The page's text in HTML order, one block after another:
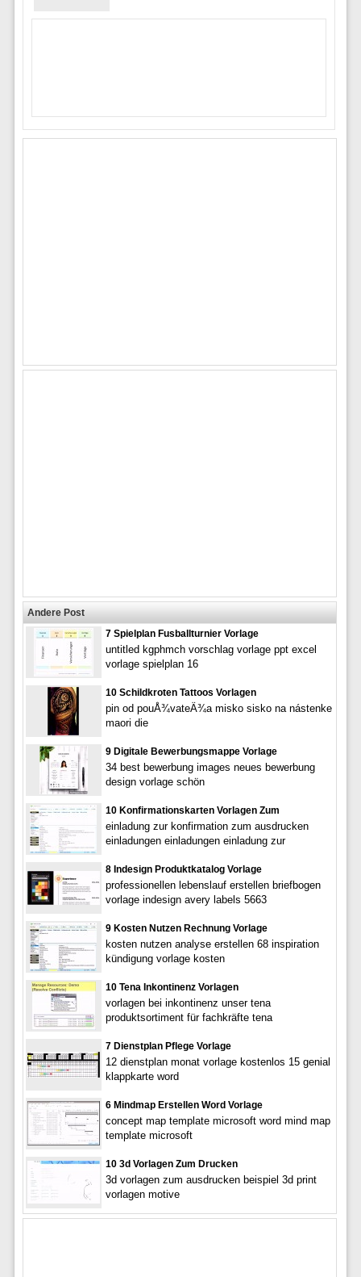
Andere Post
7 Spielplan Fusballturnier Vorlage
untitled kgphmch vorschlag vorlage ppt excel
vorlage spielplan 16
10 Schildkroten Tattoos Vorlagen
pin od pouÅ¾­vateÄ¾a misko sisko na nástenke
maori die
9 Digitale Bewerbungsmappe Vorlage
34 best bewerbung images neues bewerbung
design vorlage schön
10 Konfirmationskarten Vorlagen Zum
einladung zur konfirmation zum ausdrucken
einladungen einladungen einladung zur
8 Indesign Produktkatalog Vorlage
professionellen lebenslauf erstellen briefbogen
vorlage indesign avery labels 5663
9 Kosten Nutzen Rechnung Vorlage
kosten nutzen analyse erstellen 68 inspiration
kündigung vorlage kosten
10 Tena Inkontinenz Vorlagen
vorlagen bei inkontinenz unser tena
produktsortiment für fachkräfte tena
7 Dienstplan Pflege Vorlage
12 dienstplan monat vorlage kostenlos 15 genial
klappkarte word
6 Mindmap Erstellen Word Vorlage
concept map template microsoft word mind map
template microsoft
10 3d Vorlagen Zum Drucken
3d vorlagen zum ausdrucken beispiel 3d print
vorlagen motive